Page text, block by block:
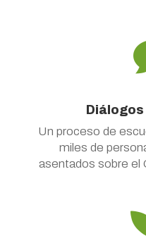
Un proceso de
miles de
asentados sobre el